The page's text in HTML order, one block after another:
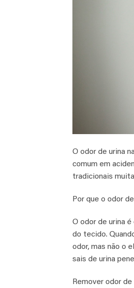
O odor de urina
comum em
tradicionais
Por que o odor
O odor de urina
do tecido.
odor, mas não o
sais de urina
Remover odor